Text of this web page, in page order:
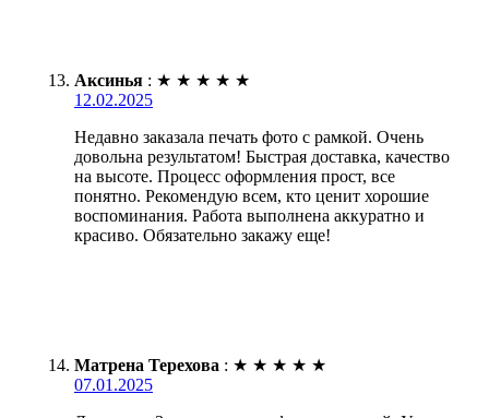
Аксинья : ★ ★ ★ ★ ★
12.02.2025
Недавно заказала печать фото с рамкой. Очень
довольна результатом! Быстрая доставка, качество
на высоте. Процесс оформления прост, все
понятно. Рекомендую всем, кто ценит хорошие
воспоминания. Работа выполнена аккуратно и
красиво. Обязательно закажу еще!
Матрена Терехова : ★ ★ ★ ★ ★
07.01.2025